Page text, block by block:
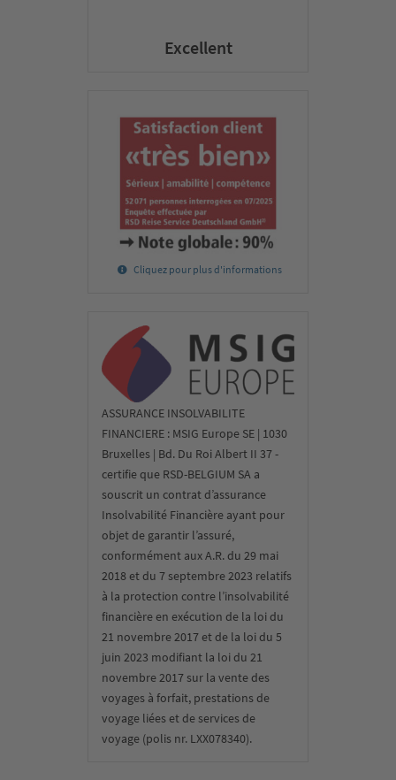
Excellent
Cliquez pour plus d'informations
ASSURANCE INSOLVABILITE
FINANCIERE : MSIG Europe SE | 1030
Bruxelles | Bd. Du Roi Albert II 37 -
certifie que RSD-BELGIUM SA a
souscrit un contrat d’assurance
Insolvabilité Financière ayant pour
objet de garantir l’assuré,
conformément aux A.R. du 29 mai
2018 et du 7 septembre 2023 relatifs
à la protection contre l’insolvabilité
financière en exécution de la loi du
21 novembre 2017 et de la loi du 5
juin 2023 modifiant la loi du 21
novembre 2017 sur la vente des
voyages à forfait, prestations de
voyage liées et de services de
voyage (polis nr. LXX078340).